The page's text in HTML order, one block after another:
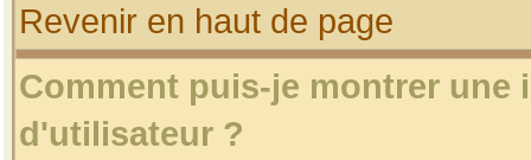
Revenir en haut de page
Comment puis-je montrer une
d'utilisateur ?